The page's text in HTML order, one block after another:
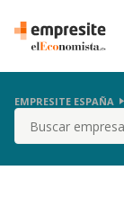
EMPRESITE ESPAÑA
Buscar